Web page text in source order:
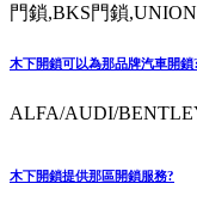
門鎖,BKS門鎖
木下開鎖可以為那品牌汽車開鎖
ALFA/AUDI/
木下開鎖提供那區開鎖服務?